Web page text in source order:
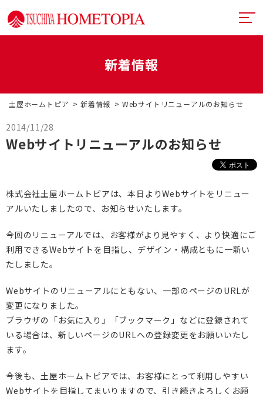
技術力
満足度向上
リフォームの流れ
マンションリフォーム
中古リノベーション
DI窓
OKUリノベーション
古民家／町家
超断熱・超換気
イベント情報
プランナー一覧
0120-093-033
お見積り・お問合わせ
新着情報
土屋ホームトピア 新着情報 Webサイトリニューアルのお知らせ
2014/11/28
Webサイトリニューアルのお知らせ
株式会社土屋ホームトピアは、本日よりWebサイトをリニュー
アルいたしましたので、お知らせいたします。
今回のリニューアルでは、お客様がより見やすく、より快適にご
利用できるWebサイトを目指し、デザイン・構成ともに一新い
たしました。
Webサイトのリニューアルにともない、一部のページのURLが
変更になりました。
ブラウザの「お気に入り」「ブックマーク」などに登録されて
いる場合は、新しいページのURLへの登録変更をお願いいたし
ます。
今後も、土屋ホームトピアでは、お客様にとって利用しやすい
Webサイトを目指してまいりますので、引き続きよろしくお願